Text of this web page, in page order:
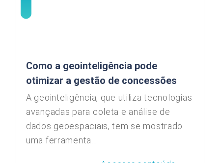
Como a geointeligência pode
otimizar a gestão de concessões
A geointeligência, que utiliza tecnologias
avançadas para coleta e análise de
dados geoespaciais, tem se mostrado
uma ferramenta...